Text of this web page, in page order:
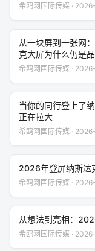
希鸥网国际传媒 ·
从一块屏到一张网
克大屏为什么仍是
希鸥网国际传媒 ·
当你的同行登上了
正在拉大
希鸥网国际传媒 ·
2026年登屏纳斯达
希鸥网国际传媒 ·
从想法到亮相：
希鸥网国际传媒 ·